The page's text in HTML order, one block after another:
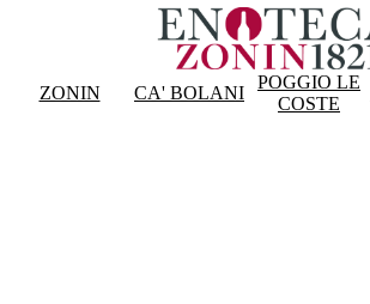
ZONIN CA' BOLANI
POGGIO LE
COSTE